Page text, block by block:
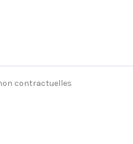
contractuelles